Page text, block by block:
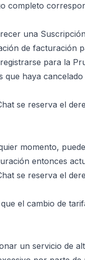
completo
una
de facturación
para la
haya
se reserva el
momento,
entonces
se reserva el
el cambio de
un servicio de